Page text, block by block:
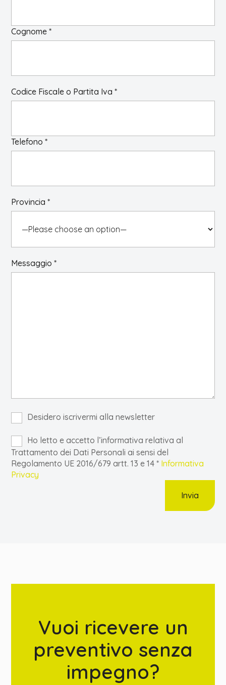
Cognome *
Codice Fiscale o Partita Iva *
Telefono *
Provincia *
Messaggio *
Desidero iscrivermi alla newsletter
Ho letto e accetto l’informativa relativa al
Trattamento dei Dati Personali ai sensi del
Regolamento UE 2016/679 artt. 13 e 14 * Informativa
Privacy
Invia
Vuoi ricevere un
preventivo senza
impegno?